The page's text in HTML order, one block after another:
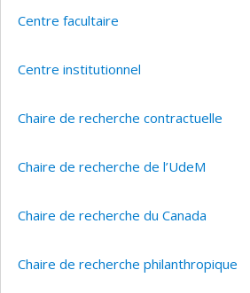
Centre facultaire
Centre institutionnel
Chaire de recherche contractuelle
Chaire de recherche de l’UdeM
Chaire de recherche du Canada
Chaire de recherche philanthropique